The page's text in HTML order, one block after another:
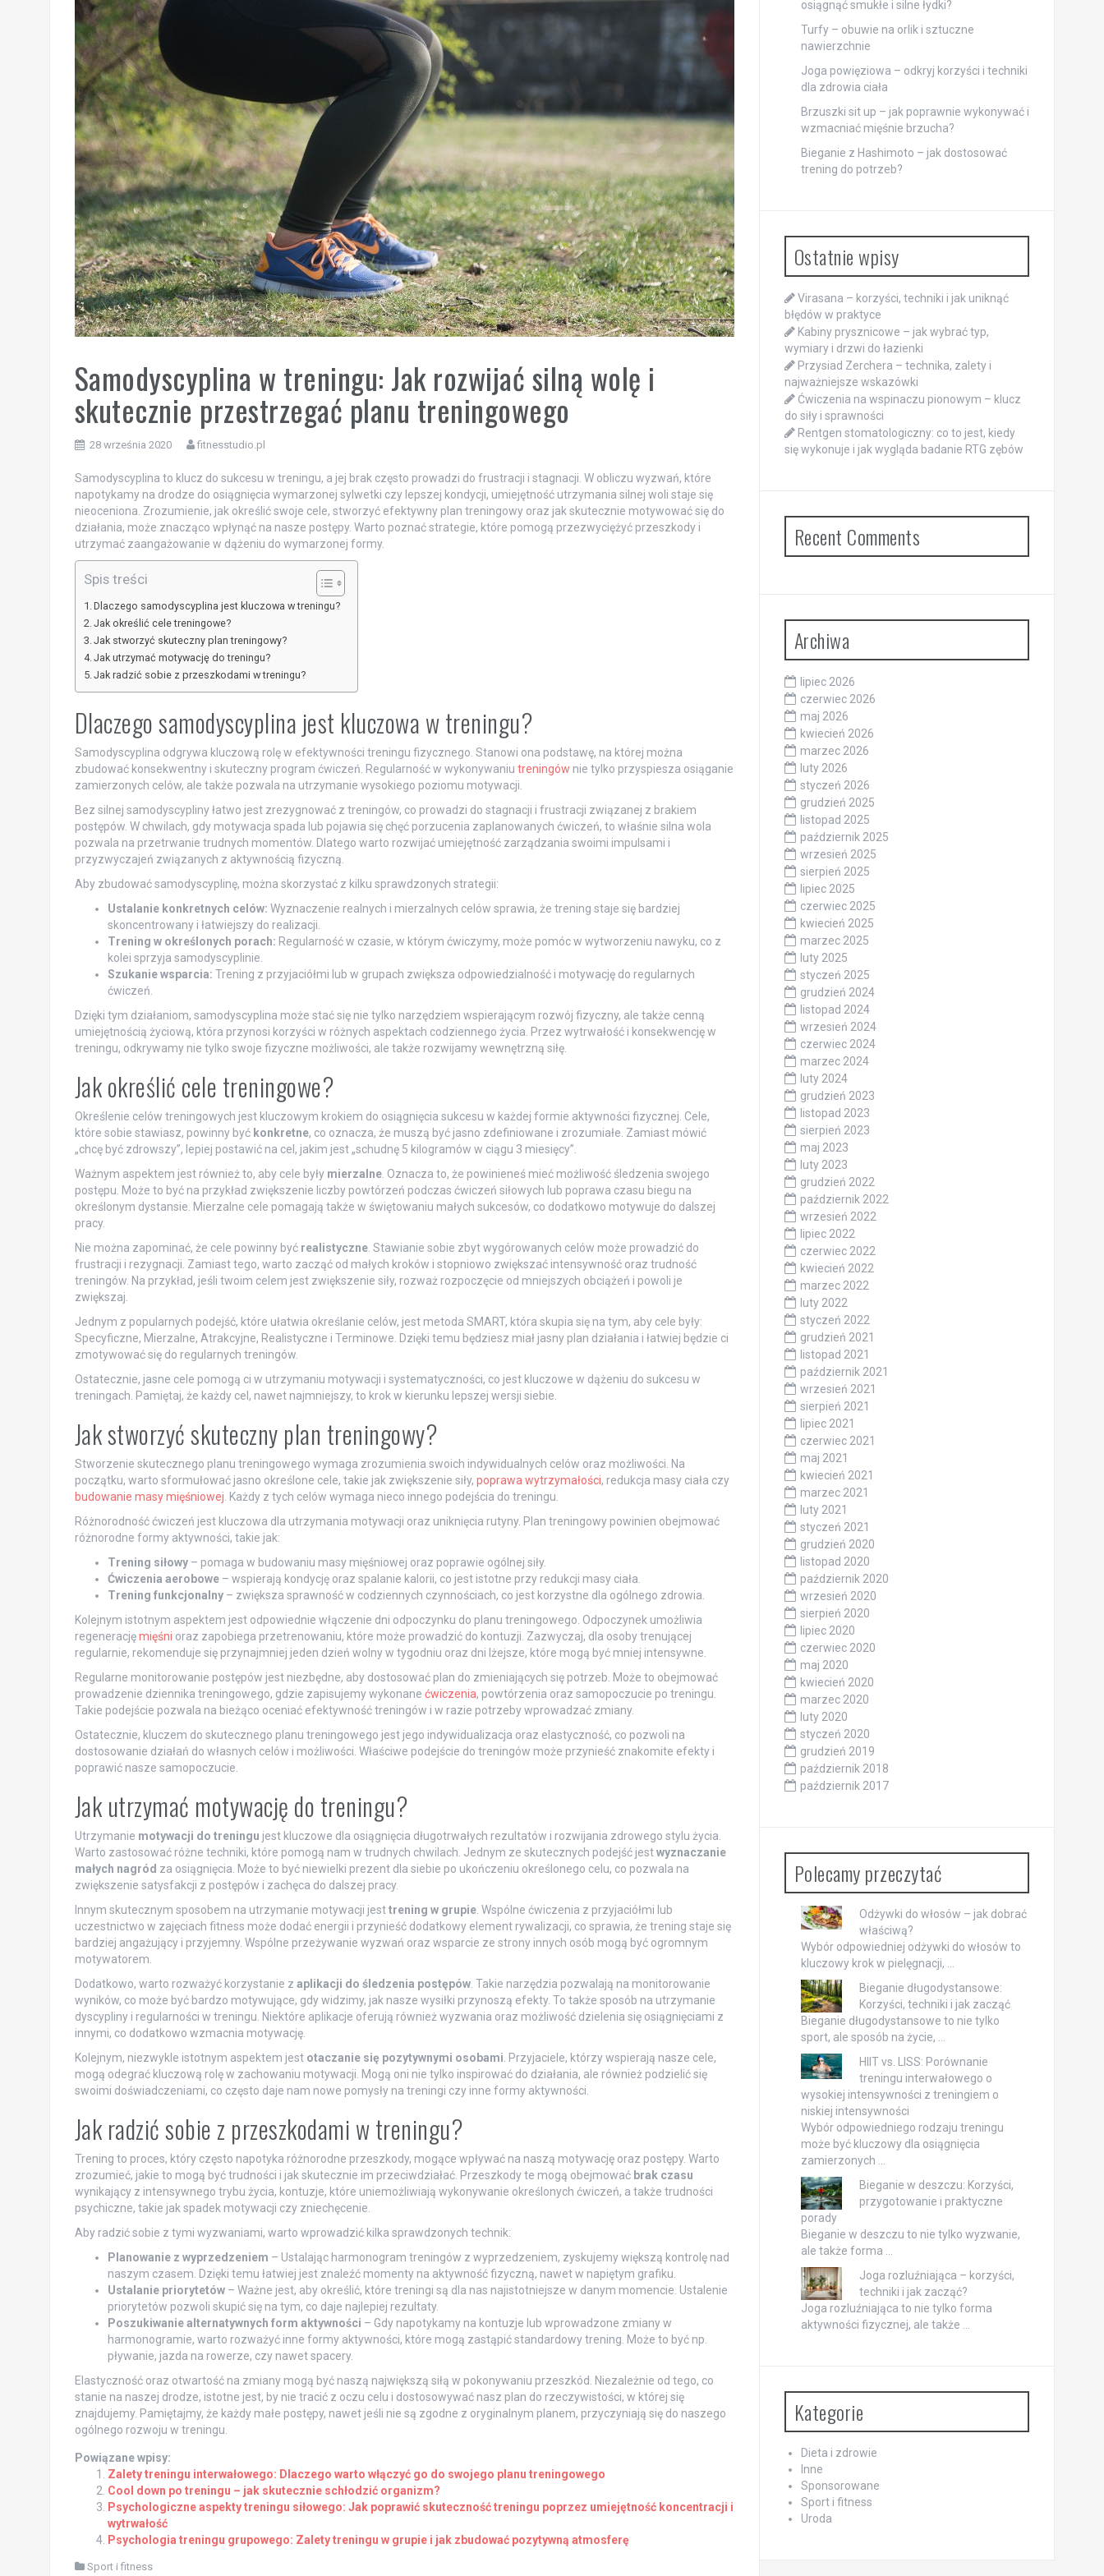
Samodyscyplina w treningu: Jak rozwijać silną wolę i
skutecznie przestrzegać planu treningowego
28 września 2020 fitnesstudio.pl
Samodyscyplina to klucz do sukcesu w treningu, a jej brak często prowadzi do frustracji i stagnacji. W obliczu wyzwań, które
napotykamy na drodze do osiągnięcia wymarzonej sylwetki czy lepszej kondycji, umiejętność utrzymania silnej woli staje się
nieoceniona. Zrozumienie, jak określić swoje cele, stworzyć efektywny plan treningowy oraz jak skutecznie motywować się do
działania, może znacząco wpłynąć na nasze postępy. Warto poznać strategie, które pomogą przezwyciężyć przeszkody i
utrzymać zaangażowanie w dążeniu do wymarzonej formy.
Spis treści
Dlaczego samodyscyplina jest kluczowa w treningu?
Jak określić cele treningowe?
Jak stworzyć skuteczny plan treningowy?
Jak utrzymać motywację do treningu?
Jak radzić sobie z przeszkodami w treningu?
Dlaczego samodyscyplina jest kluczowa w treningu?
Samodyscyplina odgrywa kluczową rolę w efektywności treningu fizycznego. Stanowi ona podstawę, na której można
zbudować konsekwentny i skuteczny program ćwiczeń. Regularność w wykonywaniu treningów nie tylko przyspiesza osiąganie
zamierzonych celów, ale także pozwala na utrzymanie wysokiego poziomu motywacji.
Bez silnej samodyscypliny łatwo jest zrezygnować z treningów, co prowadzi do stagnacji i frustracji związanej z brakiem
postępów. W chwilach, gdy motywacja spada lub pojawia się chęć porzucenia zaplanowanych ćwiczeń, to właśnie silna wola
pozwala na przetrwanie trudnych momentów. Dlatego warto rozwijać umiejętność zarządzania swoimi impulsami i
przyzwyczajeń związanych z aktywnością fizyczną.
Aby zbudować samodyscyplinę, można skorzystać z kilku sprawdzonych strategii:
Ustalanie konkretnych celów: Wyznaczenie realnych i mierzalnych celów sprawia, że trening staje się bardziej
skoncentrowany i łatwiejszy do realizacji.
Trening w określonych porach: Regularność w czasie, w którym ćwiczymy, może pomóc w wytworzeniu nawyku, co z
kolei sprzyja samodyscyplinie.
Szukanie wsparcia: Trening z przyjaciółmi lub w grupach zwiększa odpowiedzialność i motywację do regularnych
ćwiczeń.
Dzięki tym działaniom, samodyscyplina może stać się nie tylko narzędziem wspierającym rozwój fizyczny, ale także cenną
umiejętnością życiową, która przynosi korzyści w różnych aspektach codziennego życia. Przez wytrwałość i konsekwencję w
treningu, odkrywamy nie tylko swoje fizyczne możliwości, ale także rozwijamy wewnętrzną siłę.
Jak określić cele treningowe?
Określenie celów treningowych jest kluczowym krokiem do osiągnięcia sukcesu w każdej formie aktywności fizycznej. Cele,
które sobie stawiasz, powinny być konkretne, co oznacza, że muszą być jasno zdefiniowane i zrozumiałe. Zamiast mówić
„chcę być zdrowszy”, lepiej postawić na cel, jakim jest „schudnę 5 kilogramów w ciągu 3 miesięcy”.
Ważnym aspektem jest również to, aby cele były mierzalne. Oznacza to, że powinieneś mieć możliwość śledzenia swojego
postępu. Może to być na przykład zwiększenie liczby powtórzeń podczas ćwiczeń siłowych lub poprawa czasu biegu na
określonym dystansie. Mierzalne cele pomagają także w świętowaniu małych sukcesów, co dodatkowo motywuje do dalszej
pracy.
Nie można zapominać, że cele powinny być realistyczne. Stawianie sobie zbyt wygórowanych celów może prowadzić do
frustracji i rezygnacji. Zamiast tego, warto zacząć od małych kroków i stopniowo zwiększać intensywność oraz trudność
treningów. Na przykład, jeśli twoim celem jest zwiększenie siły, rozważ rozpoczęcie od mniejszych obciążeń i powoli je
zwiększaj.
Jednym z popularnych podejść, które ułatwia określanie celów, jest metoda SMART, która skupia się na tym, aby cele były:
Specyficzne, Mierzalne, Atrakcyjne, Realistyczne i Terminowe. Dzięki temu będziesz miał jasny plan działania i łatwiej będzie ci
zmotywować się do regularnych treningów.
Ostatecznie, jasne cele pomogą ci w utrzymaniu motywacji i systematyczności, co jest kluczowe w dążeniu do sukcesu w
treningach. Pamiętaj, że każdy cel, nawet najmniejszy, to krok w kierunku lepszej wersji siebie.
Jak stworzyć skuteczny plan treningowy?
Stworzenie skutecznego planu treningowego wymaga zrozumienia swoich indywidualnych celów oraz możliwości. Na
początku, warto sformułować jasno określone cele, takie jak zwiększenie siły, poprawa wytrzymałości, redukcja masy ciała czy
budowanie masy mięśniowej . Każdy z tych celów wymaga nieco innego podejścia do treningu.
Różnorodność ćwiczeń jest kluczowa dla utrzymania motywacji oraz uniknięcia rutyny. Plan treningowy powinien obejmować
różnorodne formy aktywności, takie jak:
Trening siłowy– pomaga w budowaniu masy mięśniowej oraz poprawie ogólnej siły.
Ćwiczenia aerobowe– wspierają kondycję oraz spalanie kalorii, co jest istotne przy redukcji masy ciała.
Trening funkcjonalny– zwiększa sprawność w codziennych czynnościach, co jest korzystne dla ogólnego zdrowia.
Kolejnym istotnym aspektem jest odpowiednie włączenie dni odpoczynku do planu treningowego. Odpoczynek umożliwia
regeneracjęmięśni oraz zapobiega przetrenowaniu, które może prowadzić do kontuzji. Zazwyczaj, dla osoby trenującej
regularnie, rekomenduje się przynajmniej jeden dzień wolny w tygodniu oraz dni lżejsze, które mogą być mniej intensywne.
Regularne monitorowanie postępów jest niezbędne, aby dostosować plan do zmieniających się potrzeb. Może to obejmować
prowadzenie dziennika treningowego, gdzie zapisujemy wykonane ćwiczenia, powtórzenia oraz samopoczucie po treningu.
Takie podejście pozwala na bieżąco oceniać efektywność treningów i w razie potrzeby wprowadzać zmiany.
Ostatecznie, kluczem do skutecznego planu treningowego jest jego indywidualizacja oraz elastyczność, co pozwoli na
dostosowanie działań do własnych celów i możliwości. Właściwe podejście do treningów może przynieść znakomite efekty i
poprawić nasze samopoczucie.
Jak utrzymać motywację do treningu?
Utrzymanie motywacji do treningu jest kluczowe dla osiągnięcia długotrwałych rezultatów i rozwijania zdrowego stylu życia.
Warto zastosować różne techniki, które pomogą nam w trudnych chwilach. Jednym ze skutecznych podejść jestwyznaczanie
małych nagród za osiągnięcia. Może to być niewielki prezent dla siebie po ukończeniu określonego celu, co pozwala na
zwiększenie satysfakcji z postępów i zachęca do dalszej pracy.
Innym skutecznym sposobem na utrzymanie motywacji jesttrening w grupie. Wspólne ćwiczenia z przyjaciółmi lub
uczestnictwo w zajęciach fitness może dodać energii i przynieść dodatkowy element rywalizacji, co sprawia, że trening staje się
bardziej angażujący i przyjemny. Wspólne przeżywanie wyzwań oraz wsparcie ze strony innych osób mogą być ogromnym
motywatorem.
Dodatkowo, warto rozważyć korzystanie z aplikacji do śledzenia postępów. Takie narzędzia pozwalają na monitorowanie
wyników, co może być bardzo motywujące, gdy widzimy, jak nasze wysiłki przynoszą efekty. To także sposób na utrzymanie
dyscypliny i regularności w treningu. Niektóre aplikacje oferują również wyzwania oraz możliwość dzielenia się osiągnięciami z
innymi, co dodatkowo wzmacnia motywację.
Kolejnym, niezwykle istotnym aspektem jest otaczanie się pozytywnymi osobami . Przyjaciele, którzy wspierają nasze cele,
mogą odegrać kluczową rolę w zachowaniu motywacji. Mogą oni nie tylko inspirować do działania, ale również podzielić się
swoimi doświadczeniami, co często daje nam nowe pomysły na treningi czy inne formy aktywności.
Jak radzić sobie z przeszkodami w treningu?
Trening to proces, który często napotyka różnorodne przeszkody, mogące wpływać na naszą motywację oraz postępy. Warto
zrozumieć, jakie to mogą być trudności i jak skutecznie im przeciwdziałać. Przeszkody te mogą obejmować brak czasu
wynikający z intensywnego trybu życia, kontuzje, które uniemożliwiają wykonywanie określonych ćwiczeń, a także trudności
psychiczne, takie jak spadek motywacji czy zniechęcenie.
Aby radzić sobie z tymi wyzwaniami, warto wprowadzić kilka sprawdzonych technik:
Planowanie z wyprzedzeniem – Ustalając harmonogram treningów z wyprzedzeniem, zyskujemy większą kontrolę nad
naszym czasem. Dzięki temu łatwiej jest znaleźć momenty na aktywność fizyczną, nawet w napiętym grafiku.
Ustalanie priorytetów– Ważne jest, aby określić, które treningi są dla nas najistotniejsze w danym momencie. Ustalenie
priorytetów pozwoli skupić się na tym, co daje najlepiej rezultaty.
Poszukiwanie alternatywnych form aktywności – Gdy napotykamy na kontuzje lub wprowadzone zmiany w
harmonogramie, warto rozważyć inne formy aktywności, które mogą zastąpić standardowy trening. Może to być np.
pływanie, jazda na rowerze, czy nawet spacery.
Elastyczność oraz otwartość na zmiany mogą być naszą największą siłą w pokonywaniu przeszkód. Niezależnie od tego, co
stanie na naszej drodze, istotne jest, by nie tracić z oczu celu i dostosowywać nasz plan do rzeczywistości, w której się
znajdujemy. Pamiętajmy, że każdy małe postępy, nawet jeśli nie są zgodne z oryginalnym planem, przyczyniają się do naszego
ogólnego rozwoju w treningu.
Powiązane wpisy:
Zalety treningu interwałowego: Dlaczego warto włączyć go do swojego planu treningowego
Cool down po treningu – jak skutecznie schłodzić organizm?
Psychologiczne aspekty treningu siłowego: Jak poprawić skuteczność treningu poprzez umiejętność koncentracji i
wytrwałość
Psychologia treningu grupowego: Zalety treningu w grupie i jak zbudować pozytywną atmosferę
Sport i fitness
osiągnąć smukłe i silne łydki?
Turfy – obuwie na orlik i sztuczne
nawierzchnie
Joga powięziowa – odkryj korzyści i techniki
dla zdrowia ciała
Brzuszki sit up – jak poprawnie wykonywać i
wzmacniać mięśnie brzucha?
Bieganie z Hashimoto – jak dostosować
trening do potrzeb?
Ostatnie wpisy
Virasana – korzyści, techniki i jak uniknąć
błędów w praktyce
Kabiny prysznicowe – jak wybrać typ,
wymiary i drzwi do łazienki
Przysiad Zerchera – technika, zalety i
najważniejsze wskazówki
Ćwiczenia na wspinaczu pionowym – klucz
do siły i sprawności
Rentgen stomatologiczny: co to jest, kiedy
się wykonuje i jak wygląda badanie RTG zębów
Recent Comments
Archiwa
lipiec 2026
czerwiec 2026
maj 2026
kwiecień 2026
marzec 2026
luty 2026
styczeń 2026
grudzień 2025
listopad 2025
październik 2025
wrzesień 2025
sierpień 2025
lipiec 2025
czerwiec 2025
kwiecień 2025
marzec 2025
luty 2025
styczeń 2025
grudzień 2024
listopad 2024
wrzesień 2024
czerwiec 2024
marzec 2024
luty 2024
grudzień 2023
listopad 2023
sierpień 2023
maj 2023
luty 2023
grudzień 2022
październik 2022
wrzesień 2022
lipiec 2022
czerwiec 2022
kwiecień 2022
marzec 2022
luty 2022
styczeń 2022
grudzień 2021
listopad 2021
październik 2021
wrzesień 2021
sierpień 2021
lipiec 2021
czerwiec 2021
maj 2021
kwiecień 2021
marzec 2021
luty 2021
styczeń 2021
grudzień 2020
listopad 2020
październik 2020
wrzesień 2020
sierpień 2020
lipiec 2020
czerwiec 2020
maj 2020
kwiecień 2020
marzec 2020
luty 2020
styczeń 2020
grudzień 2019
październik 2018
październik 2017
Polecamy przeczytać
Odżywki do włosów – jak dobrać
właściwą?
Wybór odpowiedniej odżywki do włosów to
kluczowy krok w pielęgnacji, …
Bieganie długodystansowe:
Korzyści, techniki i jak zacząć
Bieganie długodystansowe to nie tylko
sport, ale sposób na życie, …
HIIT vs. LISS: Porównanie
treningu interwałowego o
wysokiej intensywności z treningiem o
niskiej intensywności
Wybór odpowiedniego rodzaju treningu
może być kluczowy dla osiągnięcia
zamierzonych …
Bieganie w deszczu: Korzyści,
przygotowanie i praktyczne
porady
Bieganie w deszczu to nie tylko wyzwanie,
ale także forma …
Joga rozluźniająca – korzyści,
techniki i jak zacząć?
Joga rozluźniająca to nie tylko forma
aktywności fizycznej, ale także …
Kategorie
Dieta i zdrowie
Inne
Sponsorowane
Sport i fitness
Uroda